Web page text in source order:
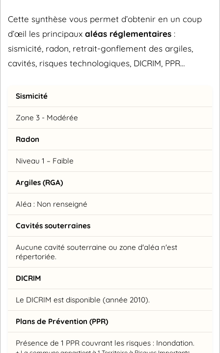
Cette synthèse vous permet d’obtenir en un coup
d’œil les principaux aléas réglementaires :
sismicité, radon, retrait-gonflement des argiles,
cavités, risques technologiques, DICRIM, PPR…
Sismicité
Zone 3 - Modérée
Radon
Niveau 1 – Faible
Argiles (RGA)
Aléa : Non renseigné
Cavités souterraines
Aucune cavité souterraine ou zone d'aléa n'est
répertoriée.
DICRIM
Le DICRIM est disponible (année 2010).
Plans de Prévention (PPR)
Présence de 1 PPR couvrant les risques : Inondation.